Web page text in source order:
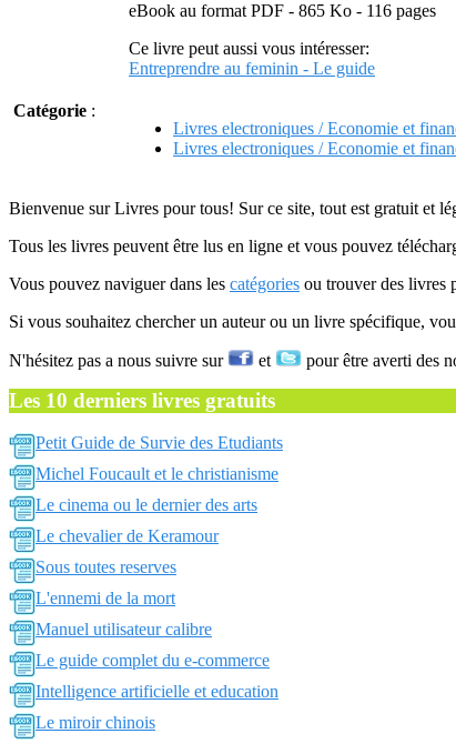
eBook au format PDF - 865 Ko - 116 pages
Ce livre peut aussi vous intéresser:
Entreprendre au feminin - Le guide
Catégorie :
Livres electroniques / Economie et
Livres electroniques / Economie et
Bienvenue sur Livres pour tous! Sur ce site, tout est gratuit et
Tous les livres peuvent être lus en ligne et vous pouvez
Vous pouvez naviguer dans les catégories ou trouver des livres
Si vous souhaitez chercher un auteur ou un livre spécifique,
N'hésitez pas a nous suivre sur et pour être averti des
Les 10 derniers livres gratuits
Petit Guide de Survie des Etudiants
Michel Foucault et le christianisme
Le cinema ou le dernier des arts
Le chevalier de Keramour
Sous toutes reserves
L'ennemi de la mort
Manuel utilisateur calibre
Le guide complet du e-commerce
Intelligence artificielle et education
Le miroir chinois